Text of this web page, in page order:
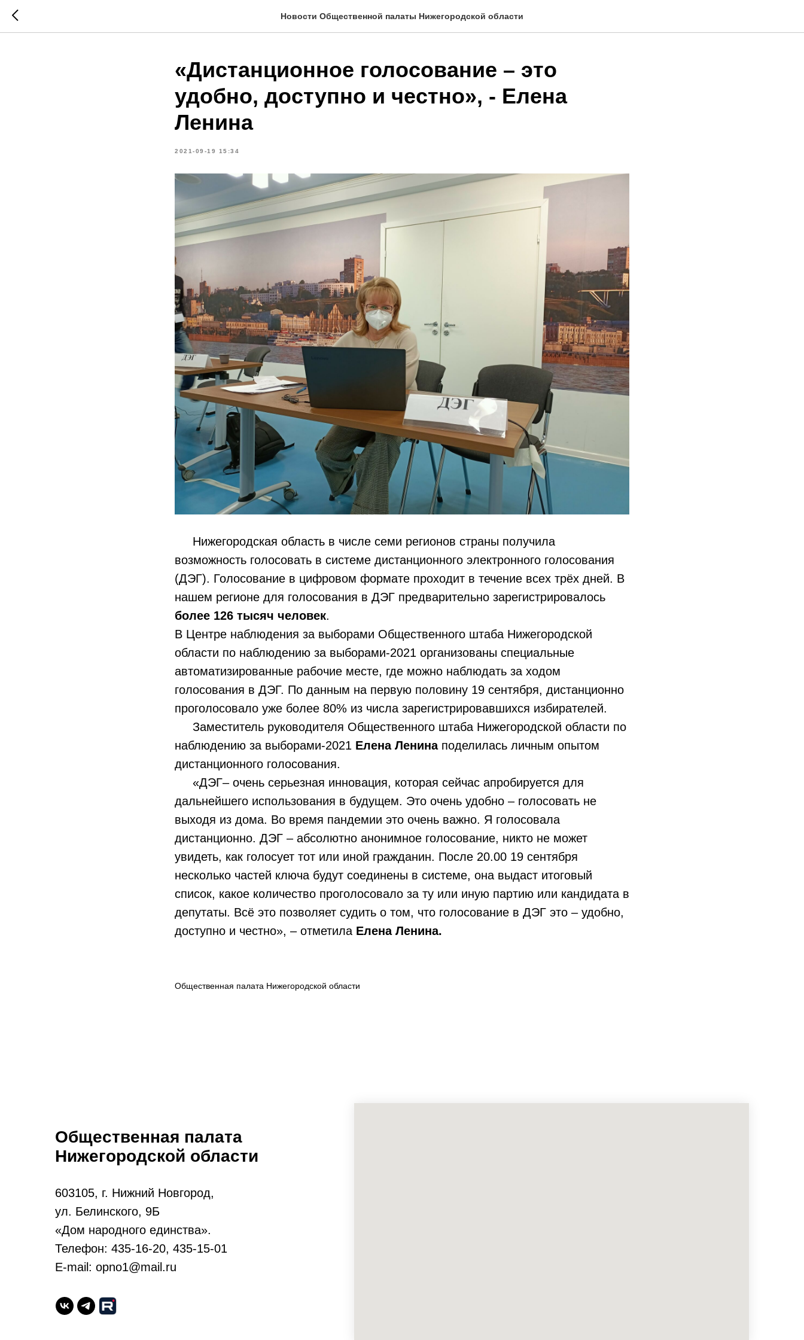
Новости Общественной палаты Нижегородской области
«Дистанционное голосование – это
удобно, доступно и честно», - Елена
Ленина
2021-09-19 15:34
Нижегородская область в числе семи регионов страны получила
возможность голосовать в системе дистанционного электронного голосования
(ДЭГ). Голосование в цифровом формате проходит в течение всех трёх дней. В
нашем регионе для голосования в ДЭГ предварительно зарегистрировалось
более 126 тысяч человек.
В Центре наблюдения за выборами Общественного штаба Нижегородской
области по наблюдению за выборами-2021 организованы специальные
автоматизированные рабочие месте, где можно наблюдать за ходом
голосования в ДЭГ. По данным на первую половину 19 сентября, дистанционно
проголосовало уже более 80% из числа зарегистрировавшихся избирателей.
Заместитель руководителя Общественного штаба Нижегородской области по
наблюдению за выборами-2021 Елена Ленина поделилась личным опытом
дистанционного голосования.
«ДЭГ– очень серьезная инновация, которая сейчас апробируется для
дальнейшего использования в будущем. Это очень удобно – голосовать не
выходя из дома. Во время пандемии это очень важно. Я голосовала
дистанционно. ДЭГ – абсолютно анонимное голосование, никто не может
увидеть, как голосует тот или иной гражданин. После 20.00 19 сентября
несколько частей ключа будут соединены в системе, она выдаст итоговый
список, какое количество проголосовало за ту или иную партию или кандидата в
депутаты. Всё это позволяет судить о том, что голосование в ДЭГ это – удобно,
доступно и честно», – отметила Елена Ленина.
Общественная палата Нижегородской области
Общественная палата
Нижегородской области
603105, г. Нижний Новгород,
ул. Белинского, 9Б
«Дом народного единства».
Телефон: 435-16-20, 435-15-01
E-mail: opno1@mail.ru